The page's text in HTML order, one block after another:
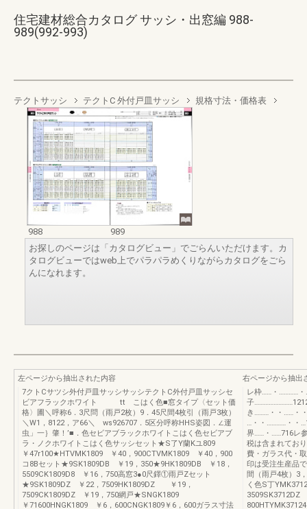
住宅建材総合カタログ サッシ・出窓編 988-
989(992-993)
テクトサッシ テクトC 外付戸皿サッシ 規格寸法・価格表
988
989
お探しのページは「カタログビュー」でごらんいただけます。カ
タログビューではweb上でパラパラめくりながらカタログをごら
んになれます。
左ページから抽出された内容
7クトCサツシ外付戸皿サッシサッシテクトC外付戸皿サッシセ
ビアフラックホワイト tt こはく色■窓タイプ〈セット価
格〉圃＼呼称6．3尺問（雨戸2枚）9．45尺間4枚引（雨戸3枚）
＼W1，8122，ア66＼ ws926707．5区分呼称HHS姿図．∠運
虫」一｝肇！’■．色セビアブラックホワイトこはく色セビアブ
ラ・ノクホワイトこはく色サッシセット★S了Y蘭Kユ809
￥47r100★HTVMK1809 ￥40，900CTVMK1809 ￥40，900
コ8Bセット★9SK1809DB ￥19，350★9HK1809DB ￥18，
5509CK1809D8 ￥16，750高窓3●0尺鐸①雨戸Zセット
★9SK1809DZ ￥22，7509HK1809DZ ￥19，
7509CK1809DZ ￥19，750網戸★SNGK1809
￥71600HNGK1809 ￥6，600CNGK1809￥6，600ガラス寸法
右ページから抽出
レ枠……・…………
子
き………・・……・
…・・…………・・
界……・……716レ
税は含まれてお
費・ガラス代・
印は受注生産品
間（雨戸4枚）3
く色S丁
3509SK3712DZ